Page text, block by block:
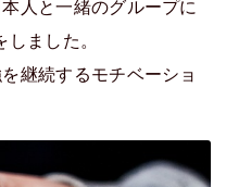
人と一緒のグループに
ました。
継続するモチベーショ